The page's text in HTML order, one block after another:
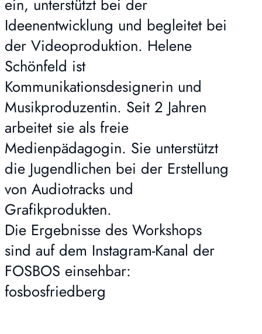
ein, unterstützt bei der
Ideenentwicklung und begleitet bei
der Videoproduktion. Helene
Schönfeld ist
Kommunikationsdesignerin und
Musikproduzentin. Seit 2 Jahren
arbeitet sie als freie
Medienpädagogin. Sie unterstützt
die Jugendlichen bei der Erstellung
von Audiotracks und
Grafikprodukten.
Die Ergebnisse des Workshops
sind auf dem Instagram-Kanal der
FOSBOS einsehbar:
fosbosfriedberg